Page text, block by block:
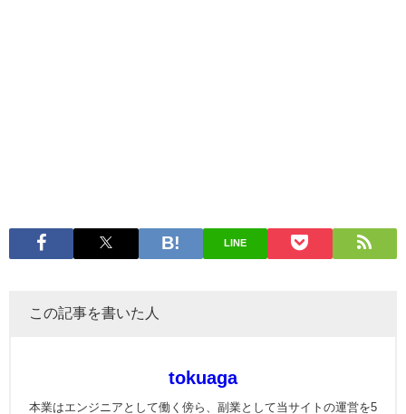
LINE
この記事を書いた人
tokuaga
本業はエンジニアとして働く傍ら、副業として当サイトの運営を5